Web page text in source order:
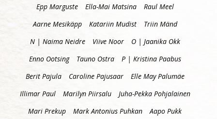
Epp Marguste
Ella-Mai Matsina
Raul Meel
Aarne Mesikäpp
Katariin Mudist
Triin Mänd
N | Naima Neidre
Viive Noor
O | Jaanika Okk
Enno Ootsing
Tauno Ostra
P | Kristina Paabus
Berit Pajula
Caroline Pajusaar
Elle May Palumäe
Illimar Paul
Marilyn Piirsalu
Juha-Pekka Pohjalainen
Mari Prekup
Mark Antonius Puhkan
Aapo Pukk